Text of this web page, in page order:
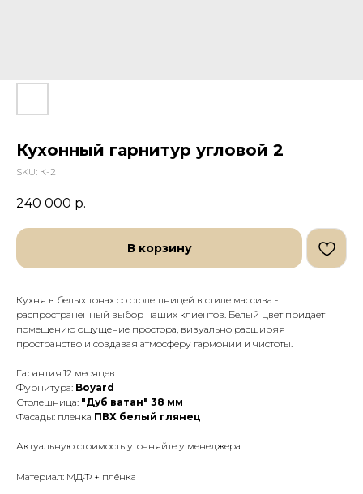
Кухонный гарнитур угловой 2
SKU: К-2
240 000 р.
В корзину
Кухня в белых тонах со столешницей в стиле массива -
распространенный выбор наших клиентов. Белый цвет придает
помещению ощущение простора, визуально расширяя
пространство и создавая атмосферу гармонии и чистоты.
Гарантия:12 месяцев
Фурнитура: Boyard
Столешница: "Дуб ватан" 38 мм
Фасады: пленка ПВХ белый глянец
Актуальную стоимость уточняйте у менеджера
Материал: МДФ + плёнка